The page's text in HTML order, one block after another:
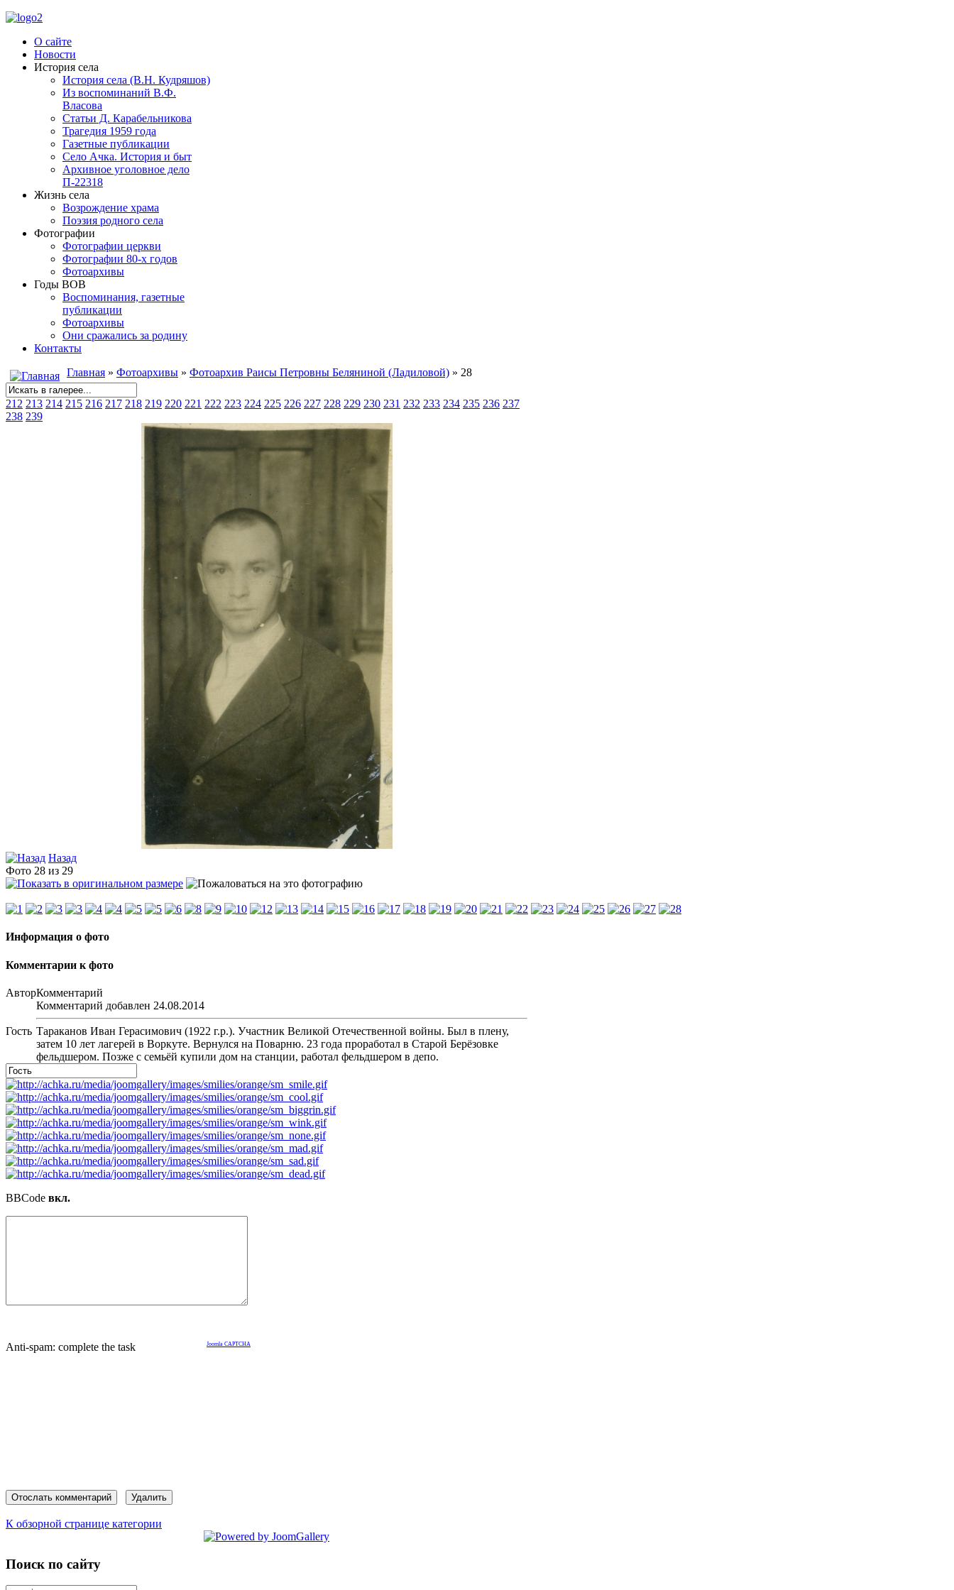
О сайте
Новости
История села
История села (В.Н. Кудряшов)
Из воспоминаний В.Ф.
Власова
Статьи Д. Карабельникова
Трагедия 1959 года
Газетные публикации
Село Ачка. История и быт
Архивное уголовное дело
П-22318
Жизнь села
Возрождение храма
Поэзия родного села
Фотографии
Фотографии церкви
Фотографии 80-х годов
Фотоархивы
Годы ВОВ
Воспоминания, газетные
публикации
Фотоархивы
Они сражались за родину
Контакты
Главная » Фотоархивы » Фотоархив Раисы Петровны Беляниной (Ладиловой) » 28
212 213 214 215 216 217 218 219 220 221 222 223 224 225 226 227 228 229 230 231 232 233 234 235 236 237
238 239
Назад
Фото 28 из 29
Информация о фото
Комментарии к фото
АвторКомментарий
Гость
Комментарий добавлен 24.08.2014
Тараканов Иван Герасимович (1922 г.р.). Участник Великой Отечественной войны. Был в плену,
затем 10 лет лагерей в Воркуте. Вернулся на Поварню. 23 года проработал в Старой Берёзовке
фельдшером. Позже с семьёй купили дом на станции, работал фельдшером в депо.
BBCode вкл.
Anti-spam: complete the task Joomla CAPTCHA
К обзорной странице категории
Поиск по сайту